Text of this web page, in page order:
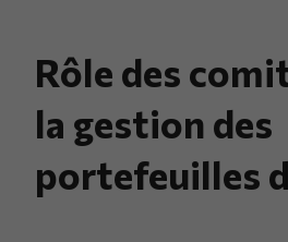
Rôle des
la gestion des
portefeuilles